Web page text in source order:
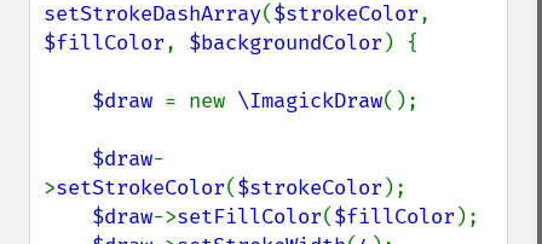
setStrokeDashArray($strokeColor
$fillColor, $backgroundColor ) {
$draw = new \ImagickDraw();
$draw-
>setStrokeColor($strokeColor );
$draw->setFillColor($fillColor );